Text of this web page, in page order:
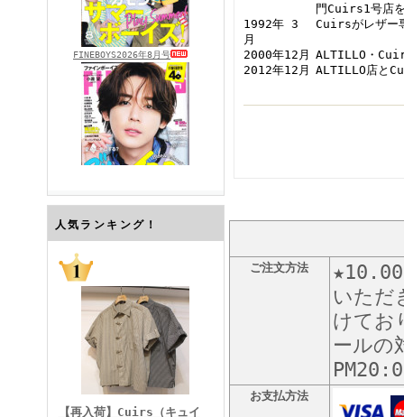
FINEBOYS2026年8月号
FINEBOYS2026年7月号
FINEBOYS2026年6月号
人気ランキング！
【再入荷】Cuirs（キュイ
門Cuirs1号店
1992年 3
月
Cuirsがレザー
2000年12月 ALTILLO・
2012年12月 ALTILLO店と
ご注文方法
いただ
けてお
ールの
お支払方法